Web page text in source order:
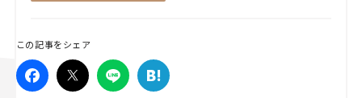
この記事をシェア
人気のハッシュタグ
スズキ ジムニー｜Suzuki Jimny
マツダ｜Mazda
マツダ ロードスター｜Mazda Roadster